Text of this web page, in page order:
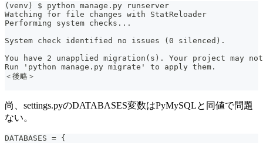
(venv) $ python manage.py runserver
Watching for file changes with StatReloader
Performing system checks...
System check identified no issues (0 silenced).
You have 2 unapplied migration(s). Your project may
Run 'python manage.py migrate' to apply them.
＜後略＞
尚、settings.pyのDATABASES変数はPyMySQLと同値で問題
ない。
DATABASES = {